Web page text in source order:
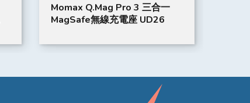
Momax Q.Mag Pro 3 三合一
MagSafe無線充電座 UD26